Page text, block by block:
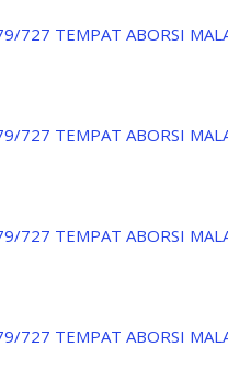
727 TEMPAT ABORSI
727 TEMPAT ABORSI
727 TEMPAT ABORSI
727 TEMPAT ABORSI